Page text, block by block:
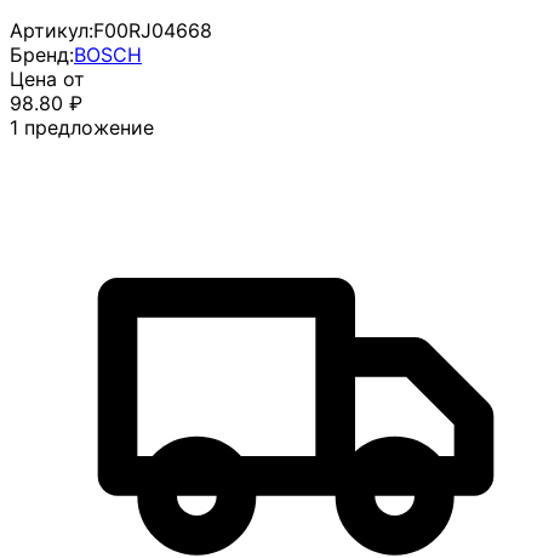
Артикул:F00RJ04668
Бренд:BOSCH
Цена от
98.80 ₽
1 предложение